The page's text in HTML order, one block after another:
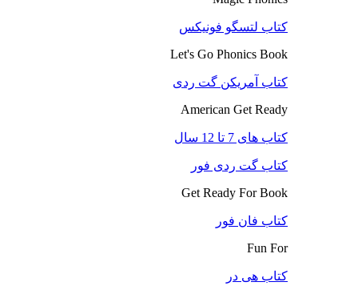
کتاب لتسگو فونیکس
Let's Go Phonics Book
کتاب آمریکن گت ردی
American Get Ready
کتاب های 7 تا 12 سال
کتاب گت ردی فور
Get Ready For Book
کتاب فان فور
Fun For
کتاب هی در